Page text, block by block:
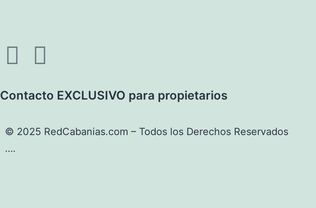
Contacto EXCLUSIVO para propietarios
© 2025 RedCabanias.com – Todos los Derechos Reservados
….